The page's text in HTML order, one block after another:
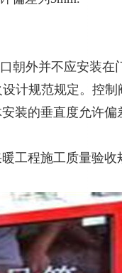
朝外并不应安装在
计规范规定。控
装的垂直度允许
工程施工质量验收